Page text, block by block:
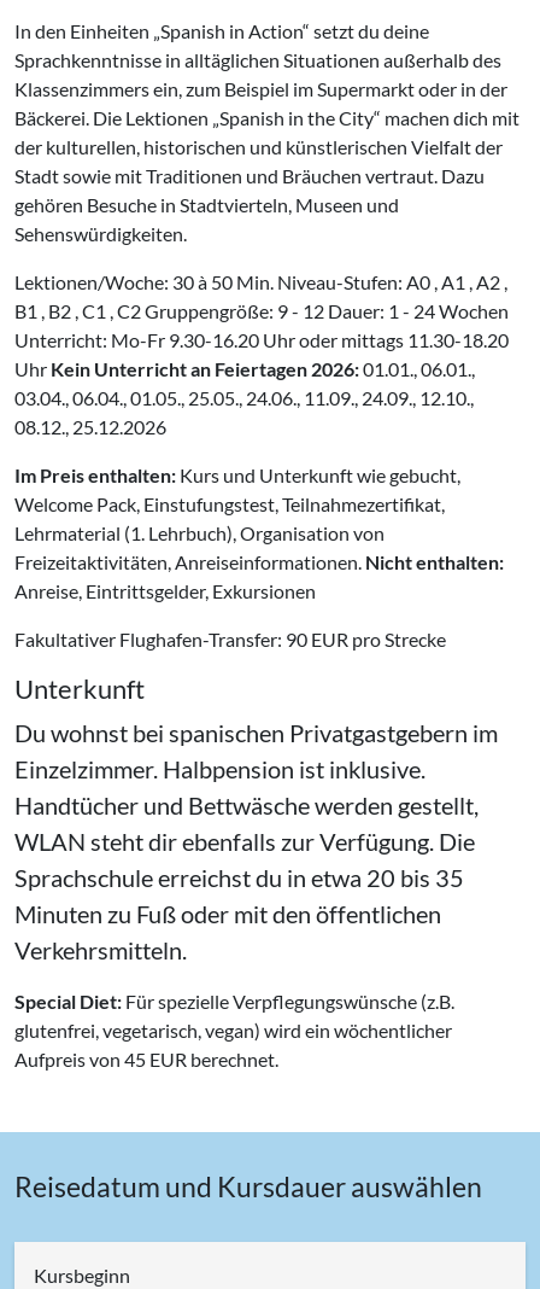
In den Einheiten „Spanish in Action“ setzt du deine
Sprachkenntnisse in alltäglichen Situationen außerhalb des
Klassenzimmers ein, zum Beispiel im Supermarkt oder in der
Bäckerei. Die Lektionen „Spanish in the City“ machen dich mit
der kulturellen, historischen und künstlerischen Vielfalt der
Stadt sowie mit Traditionen und Bräuchen vertraut. Dazu
gehören Besuche in Stadtvierteln, Museen und
Sehenswürdigkeiten.
Lektionen/Woche: 30 à 50 Min. Niveau-Stufen: A0 , A1 , A2 ,
B1 , B2 , C1 , C2 Gruppengröße: 9 - 12 Dauer: 1 - 24 Wochen
Unterricht: Mo-Fr 9.30-16.20 Uhr oder mittags 11.30-18.20
Uhr Kein Unterricht an Feiertagen 2026:01.01., 06.01.,
03.04., 06.04., 01.05., 25.05., 24.06., 11.09., 24.09., 12.10.,
08.12., 25.12.2026
Im Preis enthalten: Kurs und Unterkunft wie gebucht,
Welcome Pack, Einstufungstest, Teilnahmezertifikat,
Lehrmaterial (1. Lehrbuch), Organisation von
Freizeitaktivitäten, Anreiseinformationen. Nicht enthalten:
Anreise, Eintrittsgelder, Exkursionen
Fakultativer Flughafen-Transfer: 90 EUR pro Strecke
Unterkunft
Du wohnst bei spanischen Privatgastgebern im
Einzelzimmer. Halbpension ist inklusive.
Handtücher und Bettwäsche werden gestellt,
WLAN steht dir ebenfalls zur Verfügung. Die
Sprachschule erreichst du in etwa 20 bis 35
Minuten zu Fuß oder mit den öffentlichen
Verkehrsmitteln.
Special Diet: Für spezielle Verpflegungswünsche (z.B.
glutenfrei, vegetarisch, vegan) wird ein wöchentlicher
Aufpreis von 45 EUR berechnet.
Reisedatum und Kursdauer auswählen
Kursbeginn